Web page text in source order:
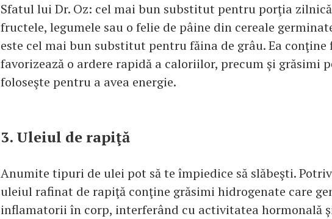
Sfatul lui Dr. Oz: cel mai bun substitut pentru porţia
fructele, legumele sau o felie de pâine din cereale
este cel mai bun substitut pentru făina de grâu. Ea conţine
favorizează o ardere rapidă a caloriilor, precum şi grăsimi
foloseşte pentru a avea energie.
3. Uleiul de rapiţă
Anumite tipuri de ulei pot să te împiedice să slăbeşti.
uleiul rafinat de rapiţă conţine grăsimi hidrogenate care
inflamatorii în corp, interferând cu activitatea hormonală